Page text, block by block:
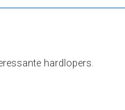
hardlopers.